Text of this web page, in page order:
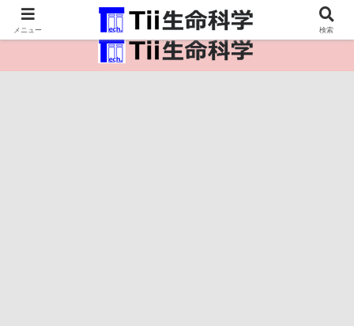
医療保健・生命・生物の情報インフラ。
メニュー 検索